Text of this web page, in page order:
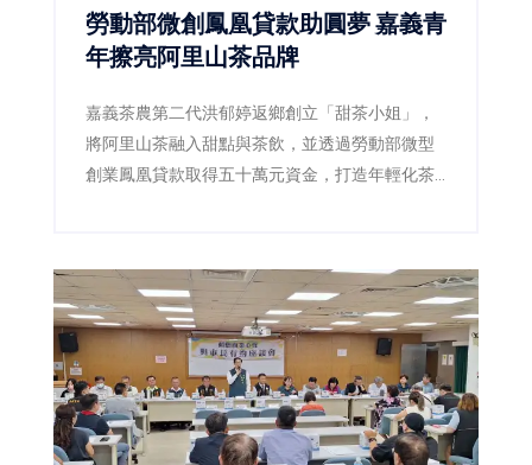
勞動部微創鳳凰貸款助圓夢 嘉義青
年擦亮阿里山茶品牌
嘉義茶農第二代洪郁婷返鄉創立「甜茶小姐」，
將阿里山茶融入甜點與茶飲，並透過勞動部微型
創業鳳凰貸款取得五十萬元資金，打造年輕化茶